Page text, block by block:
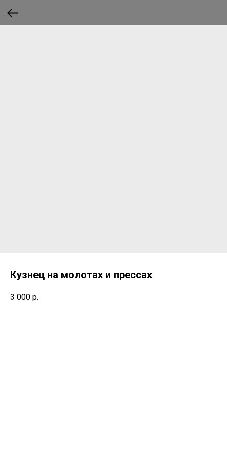
Кузнец на молотах и прессах
3 000 р.